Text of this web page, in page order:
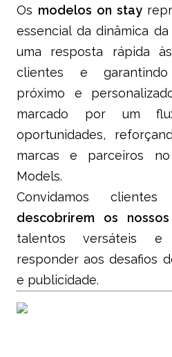
Os modelos on stay
essencial da dinâmica
uma resposta rápida
clientes e garantindo
próximo e
marcado por um
oportunidades,
marcas e parceiros
Models.
Convidamos
descobrirem os
talentos versáteis e
responder aos desafios
e publicidade.